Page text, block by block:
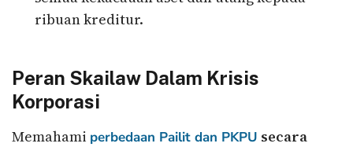
ribuan kreditur.
Peran Skailaw Dalam Krisis
Korporasi
Memahami perbedaan Pailit dan PKPU secara